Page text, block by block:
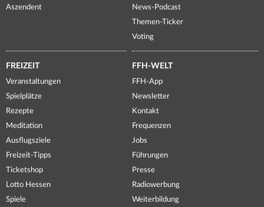
Aszendent
News-Podcast
Themen-Ticker
Voting
FREIZEIT
Veranstaltungen
Spielplätze
Rezepte
Meditation
Ausflugsziele
Freizeit-Tipps
Ticketshop
Lotto Hessen
Spiele
FFH-WELT
FFH-App
Newsletter
Kontakt
Frequenzen
Jobs
Führungen
Presse
Radiowerbung
Weiterbildung